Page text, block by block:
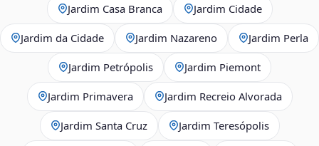
Jardim Casa Branca Jardim Cidade
Jardim da Cidade Jardim Nazareno Jardim Perla
Jardim Petrópolis Jardim Piemont
Jardim Primavera Jardim Recreio Alvorada
Jardim Santa Cruz Jardim Teresópolis